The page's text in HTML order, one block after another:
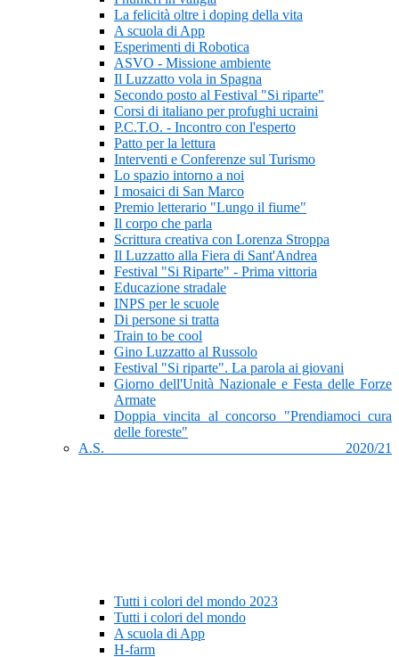
La felicità oltre i doping della vita
A scuola di App
Esperimenti di Robotica
ASVO - Missione ambiente
Il Luzzatto vola in Spagna
Secondo posto al Festival "Si riparte"
Corsi di italiano per profughi ucraini
P.C.T.O. - Incontro con l'esperto
Patto per la lettura
Interventi e Conferenze sul Turismo
Lo spazio intorno a noi
I mosaici di San Marco
Premio letterario "Lungo il fiume"
Il corpo che parla
Scrittura creativa con Lorenza Stroppa
Il Luzzatto alla Fiera di Sant'Andrea
Festival "Si Riparte" - Prima vittoria
Educazione stradale
INPS per le scuole
Di persone si tratta
Train to be cool
Gino Luzzatto al Russolo
Festival "Si riparte". La parola ai giovani
Giorno dell'Unità Nazionale e Festa delle Forze
Armate
Doppia vincita al concorso "Prendiamoci cura
delle foreste"
A.S. 2020/21
Tutti i colori del mondo 2023
Tutti i colori del mondo
A scuola di App
H-farm